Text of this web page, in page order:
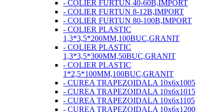
- COLIER FURTUN 40-60B,IMPORT
- COLIER FURTUN 8-12B,IMPORT
- COLIER FURTUN 80-100B,IMPORT
- COLIER PLASTIC
1,3*3,5*200MM,100BUC,GRANIT
- COLIER PLASTIC
1,3*3,5*300MM,50BUC,GRANIT
- COLIER PLASTIC
1*2,5*100MM,100BUC,GRANIT
- CUREA TRAPEZOIDALA 10x6x1005
- CUREA TRAPEZOIDALA 10x6x1015
- CUREA TRAPEZOIDALA 10x6x1105
- CUREA TRAPEZOIDALA 10x6x1200